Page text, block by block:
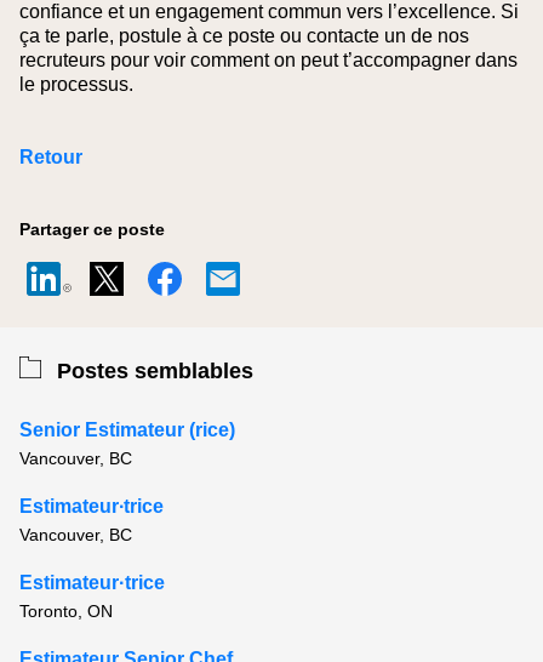
confiance et un engagement commun vers l’excellence. Si
ça te parle, postule à ce poste ou contacte un de nos
recruteurs pour voir comment on peut t’accompagner dans
le processus.
Retour
Partager ce poste
Postes semblables
Senior Estimateur (rice)
Vancouver, BC
Estimateur∙trice
Vancouver, BC
Estimateur·trice
Toronto, ON